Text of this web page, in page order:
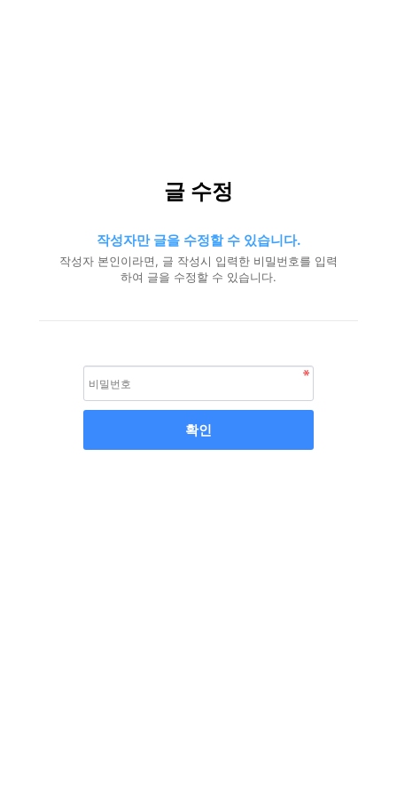
글 수정
작성자만 글을 수정할 수 있습니다.
작성자 본인이라면, 글 작성시 입력한 비밀번호를 입력
하여 글을 수정할 수 있습니다.